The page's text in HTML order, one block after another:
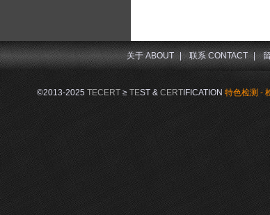
©2013-2025 TECERT≥ TEST & CERTIFICATION 特色检测 -
关于 ABOUT | 联系 CONTACT |